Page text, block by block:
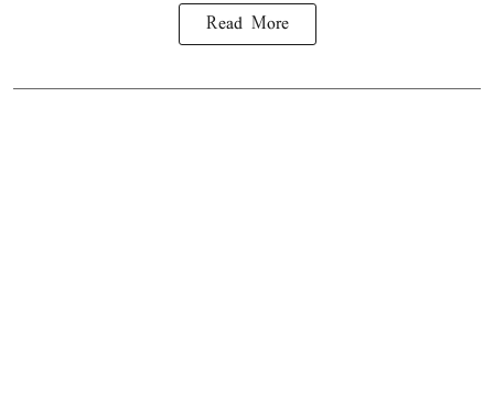
Read More